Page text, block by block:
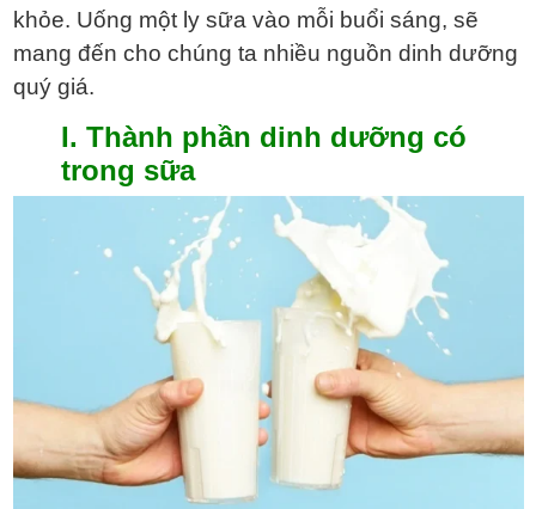
khỏe. Uống một ly sữa vào mỗi buổi sáng, sẽ
mang đến cho chúng ta nhiều nguồn dinh dưỡng
quý giá.
I. Thành phần dinh dưỡng có
trong sữa